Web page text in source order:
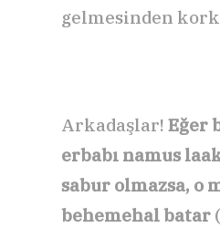
gelmesinden
Arkadaşlar! Eğer
erbabı namus
sabur olmazsa, o
behemehal batar